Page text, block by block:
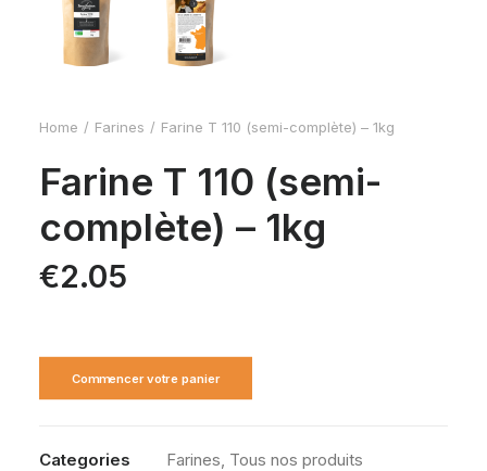
Home Farines Farine T 110 (semi-complète) – 1kg
Farine T 110 (semi-
complète) – 1kg
€2.05
Commencer votre panier
Categories Farines, Tous nos produits